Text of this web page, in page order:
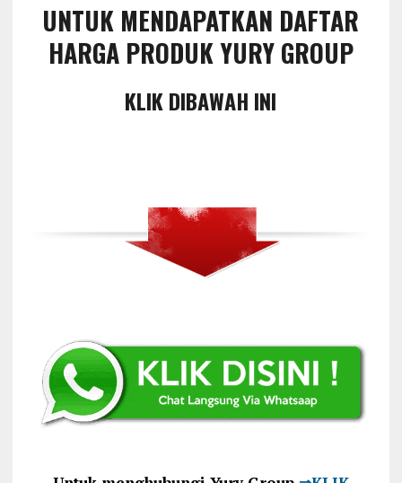
UNTUK MENDAPATKAN DAFTAR
HARGA PRODUK YURY GROUP
KLIK DIBAWAH INI